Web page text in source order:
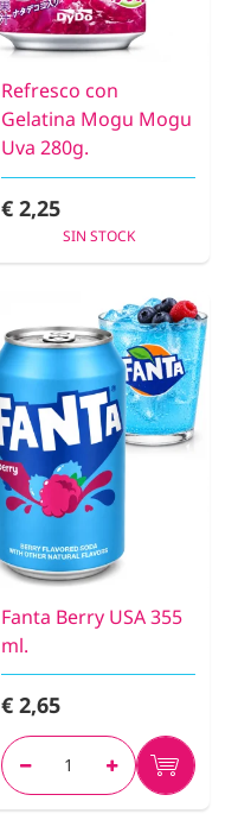
Refresco con
Gelatina Mogu Mogu
Uva 280g.
€ 2,25
SIN STOCK
Fanta Berry USA 355
ml.
€ 2,65